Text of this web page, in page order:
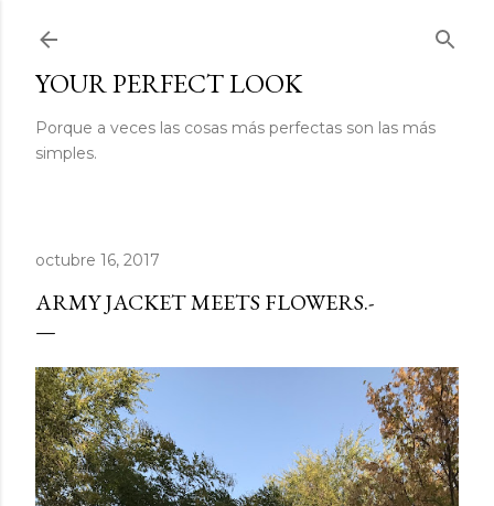
YOUR PERFECT LOOK
Porque a veces las cosas más perfectas son las más
simples.
octubre 16, 2017
ARMY JACKET MEETS FLOWERS.-